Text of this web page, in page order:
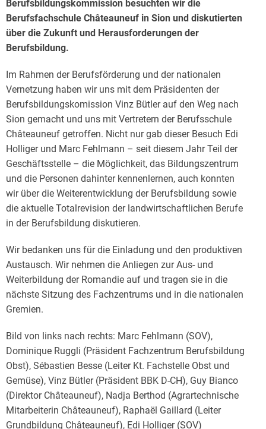
Berufsbildungskommission besuchten wir die
Berufsfachschule Châteauneuf in Sion und diskutierten
über die Zukunft und Herausforderungen der
Berufsbildung.
Im Rahmen der Berufsförderung und der nationalen
Vernetzung haben wir uns mit dem Präsidenten der
Berufsbildungskomission Vinz Bütler auf den Weg nach
Sion gemacht und uns mit Vertretern der Berufsschule
Châteauneuf getroffen. Nicht nur gab dieser Besuch Edi
Holliger und Marc Fehlmann – seit diesem Jahr Teil der
Geschäftsstelle – die Möglichkeit, das Bildungszentrum
und die Personen dahinter kennenlernen, auch konnten
wir über die Weiterentwicklung der Berufsbildung sowie
die aktuelle Totalrevision der landwirtschaftlichen Berufe
in der Berufsbildung diskutieren.
Wir bedanken uns für die Einladung und den produktiven
Austausch. Wir nehmen die Anliegen zur Aus- und
Weiterbildung der Romandie auf und tragen sie in die
nächste Sitzung des Fachzentrums und in die nationalen
Gremien.
Bild von links nach rechts: Marc Fehlmann (SOV),
Dominique Ruggli (Präsident Fachzentrum Berufsbildung
Obst), Sébastien Besse (Leiter Kt. Fachstelle Obst und
Gemüse), Vinz Bütler (Präsident BBK D-CH), Guy Bianco
(Direktor Châteauneuf), Nadja Berthod (Agrartechnische
Mitarbeiterin Châteauneuf), Raphaël Gaillard (Leiter
Grundbildung Châteauneuf), Edi Holliger (SOV)